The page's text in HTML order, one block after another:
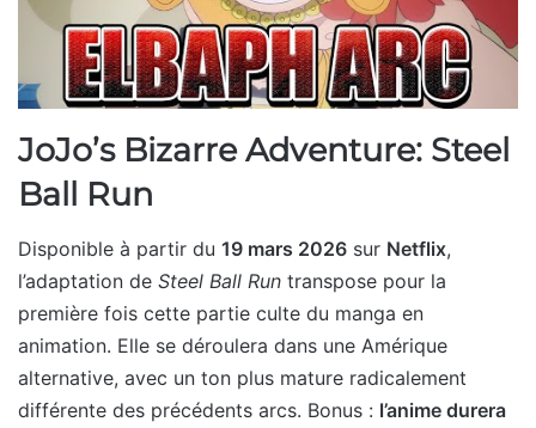
JoJo’s Bizarre Adventure: Steel
Ball Run
Disponible à partir du 19 mars 2026 sur Netflix,
l’adaptation de Steel Ball Run transpose pour la
première fois cette partie culte du manga en
animation. Elle se déroulera dans une Amérique
alternative, avec un ton plus mature radicalement
différente des précédents arcs. Bonus : l’anime durera